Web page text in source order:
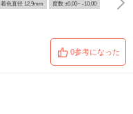
着色直径 12.9mm 度数 ±0.00~ -10.00
0参考になった